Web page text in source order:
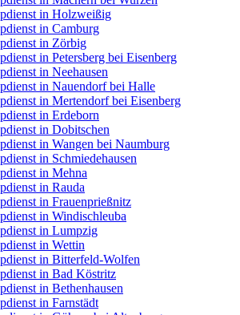
in Holzweißig
in Camburg
in Zörbig
in Petersberg bei Eisenberg
in Neehausen
in Nauendorf bei Halle
in Mertendorf bei Eisenberg
in Erdeborn
in Dobitschen
in Wangen bei Naumburg
in Schmiedehausen
in Mehna
in Rauda
in Frauenprießnitz
in Windischleuba
in Lumpzig
in Wettin
in Bitterfeld-Wolfen
in Bad Köstritz
in Bethenhausen
in Farnstädt